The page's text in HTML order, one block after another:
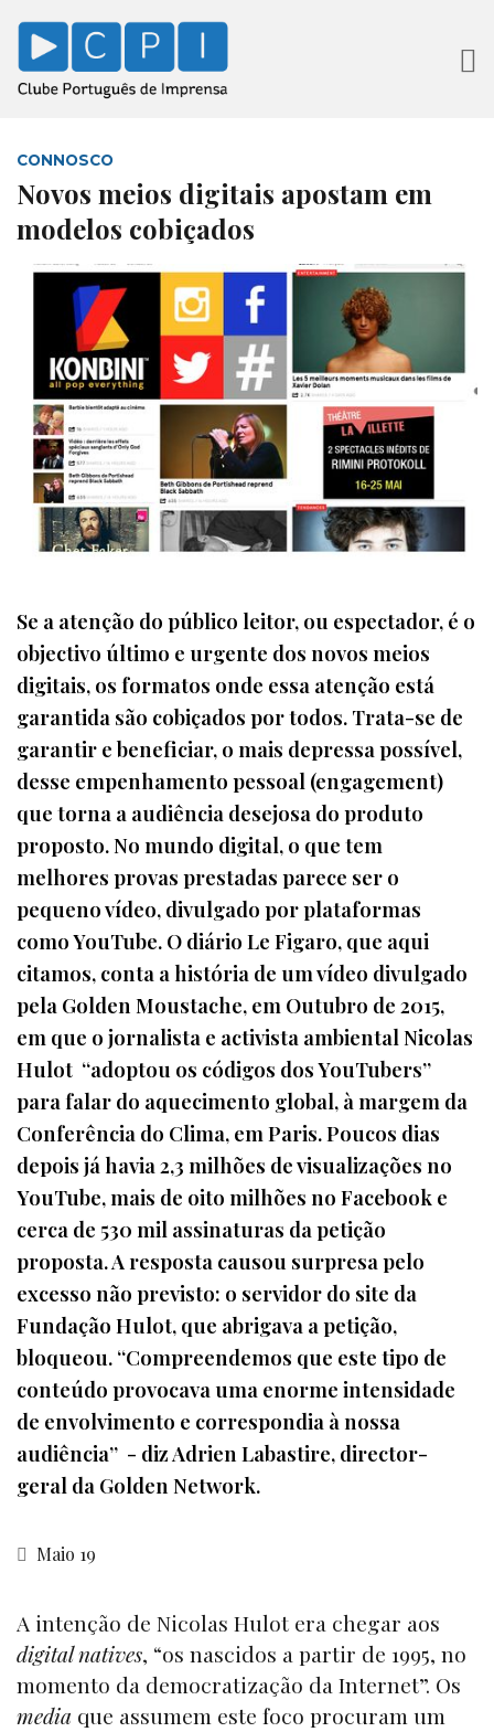
CONNOSCO
Novos meios digitais apostam em
modelos cobiçados
Se a atenção do público leitor, ou espectador, é o
objectivo último e urgente dos novos meios
digitais, os formatos onde essa atenção está
garantida são cobiçados por todos. Trata-se de
garantir e beneficiar, o mais depressa possível,
desse empenhamento pessoal (engagement)
que torna a audiência desejosa do produto
proposto. No mundo digital, o que tem
melhores provas prestadas parece ser o
pequeno vídeo, divulgado por plataformas
como YouTube. O diário Le Figaro, que aqui
citamos, conta a história de um vídeo divulgado
pela Golden Moustache, em Outubro de 2015,
em que o jornalista e activista ambiental Nicolas
Hulot “adoptou os códigos dos YouTubers”
para falar do aquecimento global, à margem da
Conferência do Clima, em Paris. Poucos dias
depois já havia 2,3 milhões de visualizações no
YouTube, mais de oito milhões no Facebook e
cerca de 530 mil assinaturas da petição
proposta. A resposta causou surpresa pelo
excesso não previsto: o servidor do site da
Fundação Hulot, que abrigava a petição,
bloqueou. “Compreendemos que este tipo de
conteúdo provocava uma enorme intensidade
de envolvimento e correspondia à nossa
audiência” - diz Adrien Labastire, director-
geral da Golden Network.
Maio 19
A intenção de Nicolas Hulot era chegar aos
digital natives, “os nascidos a partir de 1995, no
momento da democratização da Internet”. Os
media que assumem este foco procuram um